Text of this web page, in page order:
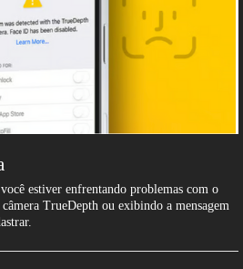
estiver enfrentando problemas com o
TrueDepth ou exibindo a mensagem